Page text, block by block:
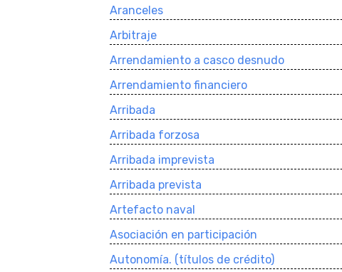
Aranceles
Arbitraje
Arrendamiento a casco desnudo
Arrendamiento financiero
Arribada
Arribada forzosa
Arribada imprevista
Arribada prevista
Artefacto naval
Asociación en participación
Autonomí­a. (tí­tulos de crédito)